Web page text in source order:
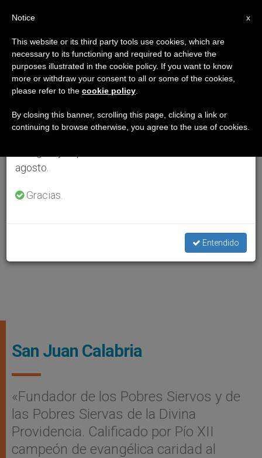
San Juan Calabria
«Fundador de los Pobres Siervos y de
las Pobres Siervas de la Divina
Providencia. Calificado por Pío XII
campeón de evangélica caridad al
×
Aviso importante
Del 27 de julio al 7 de agosto haremos la pausa
anual, aprovechando que en el periodo de verano
se generan menos informaciones y también el
agosto.
Gracias.
Entendido
x
Notice
This website or its third party tools use cookies, which are
necessary to its functioning and required to achieve the
purposes illustrated in the cookie policy. If you want to know
more or withdraw your consent to all or some of the cookies,
please refer to the cookie policy
By closing this banner, scrolling this page, clicking a link or
continuing to browse otherwise, you agree to the use of cookies.